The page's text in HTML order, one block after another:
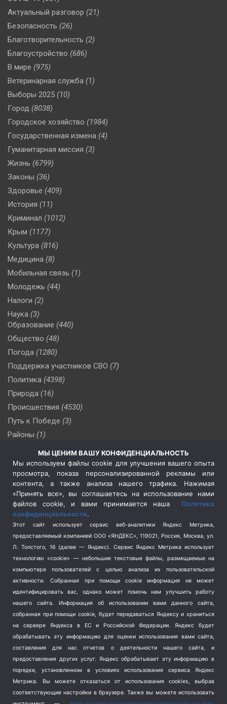
Актуальный разговор (21)
Безопасность (26)
Благотворительность (2)
Благоустройство (686)
В мире (975)
Ветеринарная служба (1)
Выборы 2025 (10)
Город (8038)
Городское хозяйство (1984)
Государственная измена (4)
Гуманитарная миссия (3)
Жизнь (6799)
Законы (36)
Здоровье (409)
История (11)
Криминал (1012)
Крым (1177)
Культура (816)
Медицина (8)
Мобильная связь (1)
Молодежь (44)
Налоги (2)
Наука (3)
Образование (440)
Общество (48)
Погода (1280)
Поддержка участников СВО (7)
Политика (4398)
Природа (16)
Происшествия (4530)
Путь к Победе (3)
Районы (1)
(510)
Сельское хозяйство (3)
Социальная политика
(3)
Спецоперация в Украине
Спецоперация на Украине
(404)
Спорт (740)
Терроризм (1)
Транспорт (262)
Туризм (178)
Школа и спорт (2)
Экология (8)
Экономика (1172)
МЫ ЦЕНИМ ВАШУ КОНФИДЕНЦИАЛЬНОСТЬ
Мы используем файлы cookie для улучшения вашего опыта
просмотра, показа персонализированной рекламы или
контента, а также анализа нашего трафика. Нажимая
«Принять все», вы соглашаетесь на использование нами
файлов cookie, и вами принимается наша Политика
конфиденциальности.
Этот сайт использует сервис веб-аналитики Яндекс Метрика,
предоставляемый компанией ООО «ЯНДЕКС», 119021, Россия, Москва, ул.
Л. Толстого, 16 (далее — Яндекс). Сервис Яндекс Метрика использует
технологию «cookie» — небольшие текстовые файлы, размещаемые на
компьютере пользователей с целью анализа их пользовательской
активности.
Собранная при помощи cookie информация не может
идентифицировать вас, однако может помочь нам улучшить работу
нашего сайта. Информация об использовании вами данного сайта,
собранная при помощи cookie, будет передаваться Яндексу и храниться
на сервере Яндекса в ЕС и Российской Федерации. Яндекс будет
обрабатывать эту информацию для оценки использования вами сайта,
составления для нас отчетов о деятельности нашего сайта, и
предоставления других услуг. Яндекс обрабатывает эту информацию в
порядке, установленном в условиях использования сервиса Яндекс
Метрика.
Вы можете отказаться от использования cookies, выбрав
соответствующие настройки в браузере. Также вы можете использовать